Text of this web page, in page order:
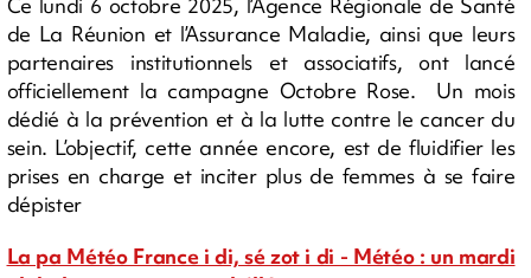
de La Réunion et l’Assurance Maladie, ainsi que leurs
partenaires institutionnels et associatifs, ont lancé
officiellement la campagne Octobre Rose. Un mois
dédié à la prévention et à la lutte contre le cancer du
sein. L’objectif, cette année encore, est de fluidifier les
prises en charge et inciter plus de femmes à se faire
dépister
La pa Météo France i di, sé zot i di - Météo : un mardi